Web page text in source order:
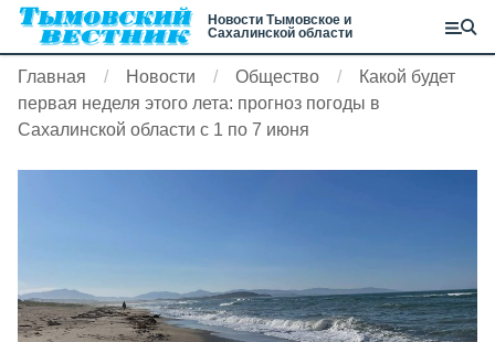
Новости Тымовское и
Сахалинской области
Главная Новости Общество
Какой будет
первая неделя этого лета: прогноз погоды в
Сахалинской области с 1 по 7 июня